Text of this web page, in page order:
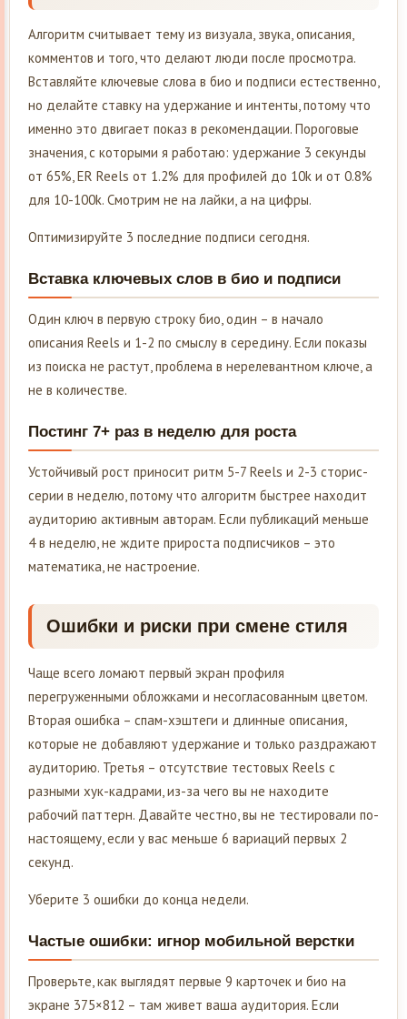
Алгоритм считывает тему из визуала, звука, описания,
комментов и того, что делают люди после просмотра.
Вставляйте ключевые слова в био и подписи естественно,
но делайте ставку на удержание и интенты, потому что
именно это двигает показ в рекомендации. Пороговые
значения, с которыми я работаю: удержание 3 секунды
от 65%, ER Reels от 1.2% для профилей до 10k и от 0.8%
для 10-100k. Смотрим не на лайки, а на цифры.
Оптимизируйте 3 последние подписи сегодня.
Вставка ключевых слов в био и подписи
Один ключ в первую строку био, один – в начало
описания Reels и 1-2 по смыслу в середину. Если показы
из поиска не растут, проблема в нерелевантном ключе, а
не в количестве.
Постинг 7+ раз в неделю для роста
Устойчивый рост приносит ритм 5-7 Reels и 2-3 сторис-
серии в неделю, потому что алгоритм быстрее находит
аудиторию активным авторам. Если публикаций меньше
4 в неделю, не ждите прироста подписчиков – это
математика, не настроение.
Ошибки и риски при смене стиля
Чаще всего ломают первый экран профиля
перегруженными обложками и несогласованным цветом.
Вторая ошибка – спам-хэштеги и длинные описания,
которые не добавляют удержание и только раздражают
аудиторию. Третья – отсутствие тестовых Reels с
разными хук-кадрами, из-за чего вы не находите
рабочий паттерн. Давайте честно, вы не тестировали по-
настоящему, если у вас меньше 6 вариаций первых 2
секунд.
Уберите 3 ошибки до конца недели.
Частые ошибки: игнор мобильной верстки
Проверьте, как выглядят первые 9 карточек и био на
экране 375×812 – там живет ваша аудитория. Если